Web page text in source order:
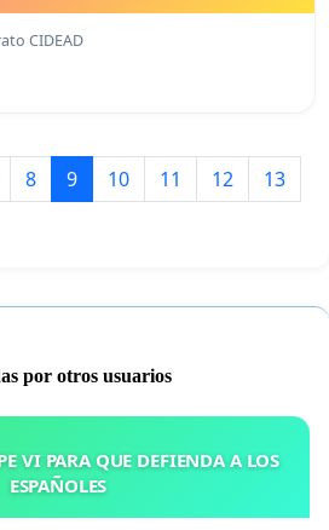
CIDEAD
8 9 10 11 12
13
por otros usuarios
VI PARA QUE DEFIENDA A LOS
ESPAÑOLES